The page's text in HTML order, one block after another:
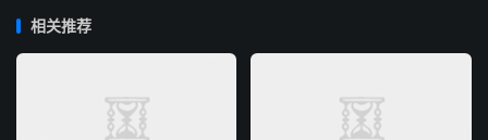
相关推荐